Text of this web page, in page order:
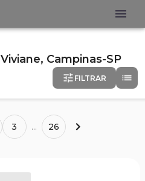
Viviane, Campinas-SP
FILTRAR
3 ... 26